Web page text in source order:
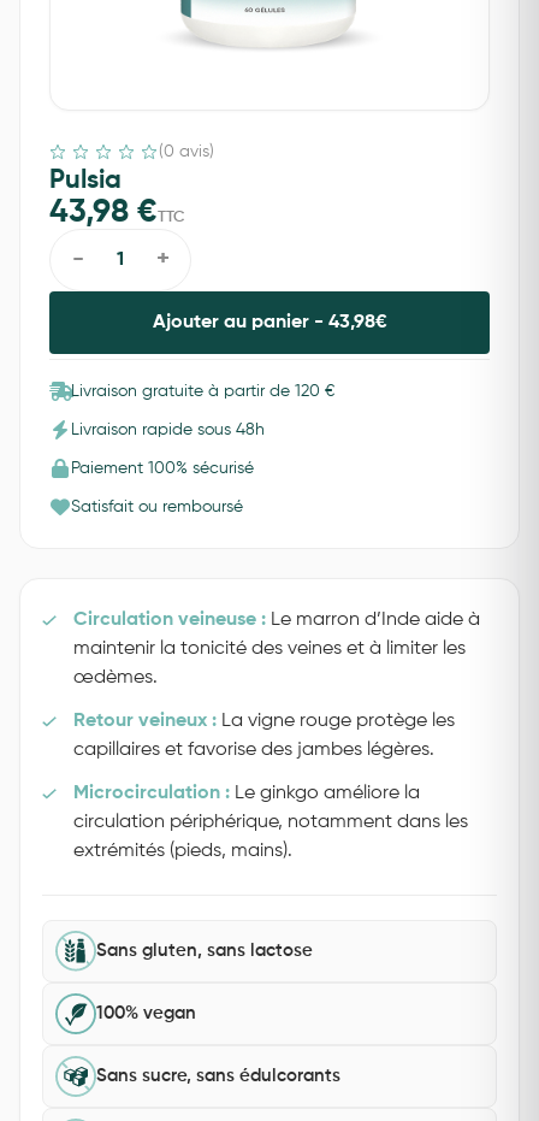
(0 avis)
Pulsia
43,98 €TTC
Ajouter au panier - 43,98€
- +
Livraison gratuite à partir de 120 €
Livraison rapide sous 48h
Paiement 100% sécurisé
Satisfait ou remboursé
Circulation veineuse : Le marron d’Inde aide à
maintenir la tonicité des veines et à limiter les
œdèmes.
Retour veineux : La vigne rouge protège les
capillaires et favorise des jambes légères.
Microcirculation : Le ginkgo améliore la
circulation périphérique, notamment dans les
extrémités (pieds, mains).
Sans gluten, sans lactose
100% vegan
Sans sucre, sans édulcorants